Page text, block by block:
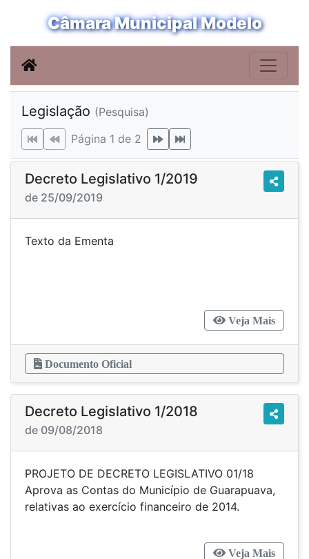
Câmara Municipal Modelo
Legislação (Pesquisa)
Página 1 de 2
Decreto Legislativo 1/2019
de 25/09/2019
Texto da Ementa
Veja Mais
Documento Oficial
Decreto Legislativo 1/2018
de 09/08/2018
PROJETO DE DECRETO LEGISLATIVO 01/18
Aprova as Contas do Município de Guarapuava,
relativas ao exercício financeiro de 2014.
Veja Mais